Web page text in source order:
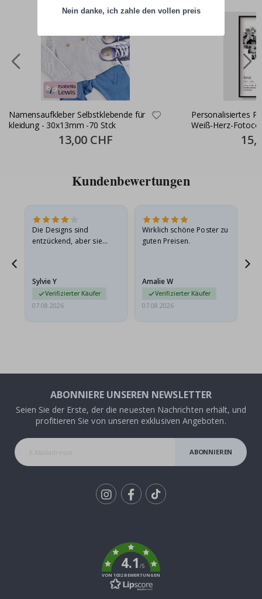
Namensaufkleber Selbstklebende für
kleidung - 30x13mm -70 Stck
Special
Price
13,00 CHF
Personalisiertes
Weiß-Herz-
Price
Kundenbewertungen
Die Designs sind
entzückend, aber sie
sie…
Sylvie Y
Verifizierter Käufer
07.08.2026
Wirklich schöne Poster zu
guten Preisen.
Amalie W
Verifizierter Käufer
07.08.2026
ABONNIERE UNSEREN NEWSLETTER
Seien Sie der Erste, der die neuesten Nachrichten erhält, und
profitieren Sie von unseren exklusiven Angeboten.
ABONNIEREN
4.1/5
VON 1032 BEWERTUNGEN
Nein danke, ich zahle den vollen preis